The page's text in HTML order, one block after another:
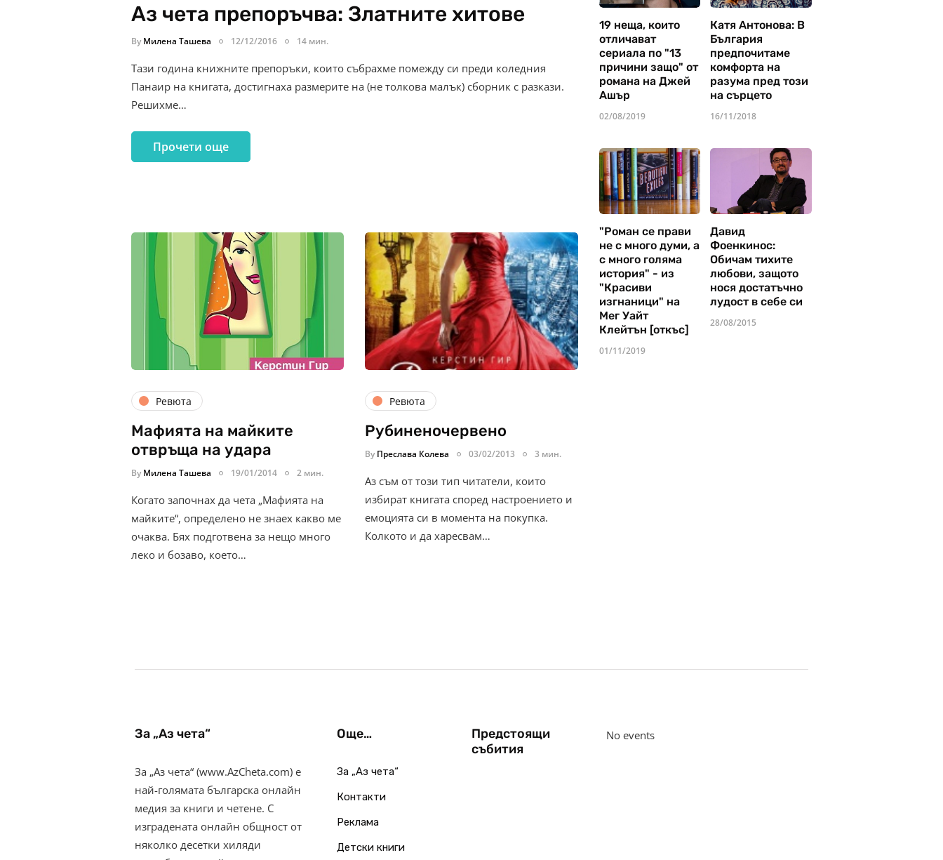
Аз чета препоръчва: Златните хитове
By Милена Ташева 12/12/2016 14 мин.
Тази година книжните препоръки, които събрахме помежду си преди коледния
Панаир на книгата, достигнаха размерите на (не толкова малък) сборник с разкази.
Решихме…
Прочети още
Ревюта
Мафията на майките
отвръща на удара
By Милена Ташева 19/01/2014 2 мин.
Когато започнах да чета „Мафията на
майките“, определено не знаех какво ме
очаква. Бях подготвена за нещо много
леко и бозаво, което…
Ревюта
Рубиненочервено
By Преслава Колева 03/02/2013 3 мин.
Аз съм от този тип читатели, които
избират книгата според настроението и
емоцията си в момента на покупка.
Колкото и да харесвам…
19 неща, които
отличават
сериала по "13
причини защо" от
романа на Джей
Ашър
02/08/2019
Катя Антонова: В
България
предпочитаме
комфорта на
разума пред този
на сърцето
16/11/2018
"Роман се прави
не с много думи, а
с много голяма
история" - из
"Красиви
изгнаници" на
Мег Уайт
Клейтън [откъс]
01/11/2019
Давид
Фоенкинос:
Обичам тихите
любови, защото
нося достатъчно
лудост в себе си
28/08/2015
За „Аз чета“
За „Аз чета“ (www.AzCheta.com) е
най-голямата българска онлайн
медия за книги и четене. С
изградената онлайн общност от
няколко десетки хиляди
Още…
За „Аз чета“
Контакти
Реклама
Детски книги
Предстоящи
събития
No events